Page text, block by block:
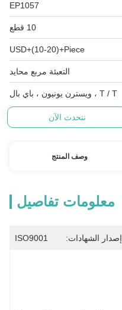
EP1057
10 قطع
USD+(10-20)+Piece
التعبئة مربع محايد
T / T ، ويسترن يونيون ، باي بال
نتحدث الآن
وصف المنتج
معلومات تفاصيل
إصدار الشهادات: ISO9001